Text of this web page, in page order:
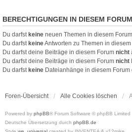
BERECHTIGUNGEN IN DIESEM FORUM
Du darfst keine neuen Themen in diesem
Du darfst keineAntworten zu Themen in diesem
Du darfst deine Beiträge in diesem Forum nicht
Du darfst deine Beiträge in diesem Forum nicht
Du darfst keine Dateianhänge in diesem Forum
Foren-Übersicht Alle Cookies löschen
Powered by phpBB® Forum Software © phpBB Limited
Deutsche Übersetzung durch phpBB.de